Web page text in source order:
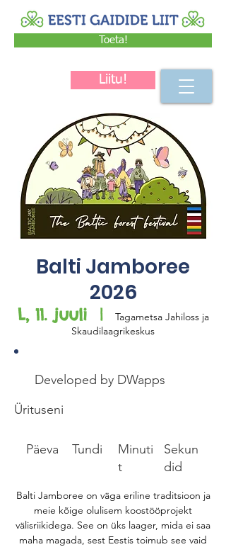
Toeta!
Liitu!
Balti Jamboree
2026
L, 11. juuli
  |
Tagametsa Jahiloss ja
Skaudilaagrikeskus
Sekun
did
Minuti
t
Tundi
Päeva
Ürituseni
Developed by DWapps
Balti Jamboree on väga eriline traditsioon ja
meie kõige olulisem koostööprojekt
välisriikidega. See on üks laager, mida ei saa
maha magada, sest Eestis toimub see vaid